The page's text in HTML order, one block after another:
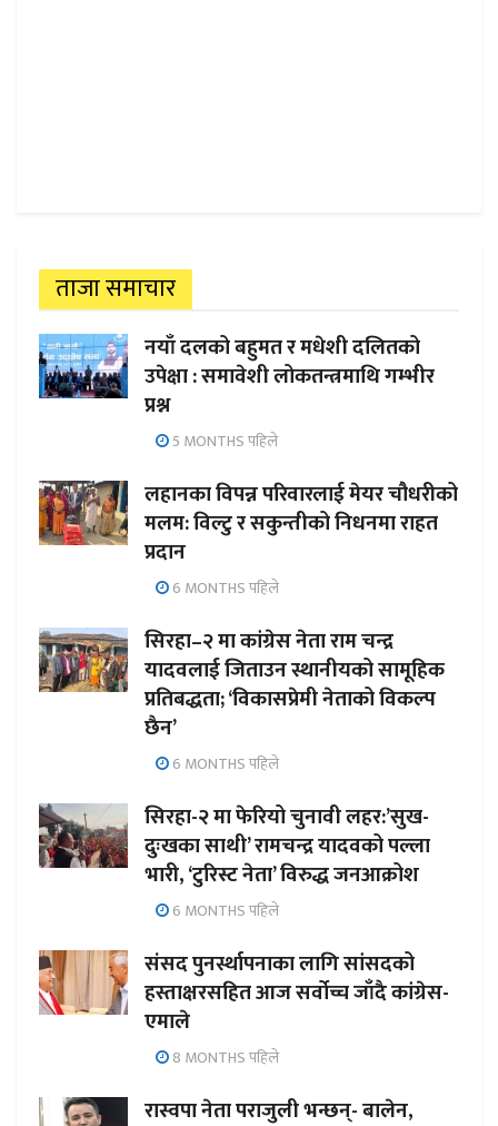
ताजा समाचार
नयाँ दलको बहुमत र मधेशी दलितको
उपेक्षा : समावेशी लोकतन्त्रमाथि गम्भीर
प्रश्न
5 MONTHS पहिले
लहानका विपन्न परिवारलाई मेयर चौधरीको
मलम: विल्टु र सकुन्तीको निधनमा राहत
प्रदान
6 MONTHS पहिले
सिरहा–२ मा कांग्रेस नेता राम चन्द्र
यादवलाई जिताउन स्थानीयको सामूहिक
प्रतिबद्धता; ‘विकासप्रेमी नेताको विकल्प
छैन’
6 MONTHS पहिले
सिरहा-२ मा फेरियो चुनावी लहर:’सुख-
दुःखका साथी’ रामचन्द्र यादवको पल्ला
भारी, ‘टुरिस्ट नेता’ विरुद्ध जनआक्रोश
6 MONTHS पहिले
संसद पुनर्स्थापनाका लागि सांसदको
हस्ताक्षरसहित आज सर्वोच्च जाँदै कांग्रेस-
एमाले
8 MONTHS पहिले
रास्वपा नेता पराजुली भन्छन्- बालेन,